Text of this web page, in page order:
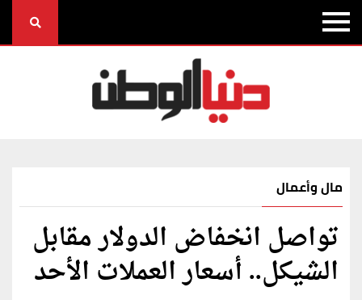
مال وأعمال
تواصل انخفاض الدولار مقابل
الشيكل.. أسعار العملات الأحد